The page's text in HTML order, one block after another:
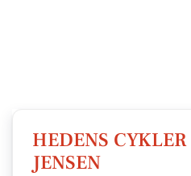
HEDENS
JENSEN